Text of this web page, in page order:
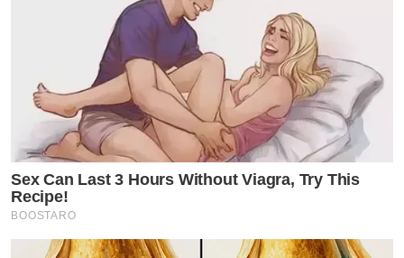
Sex Can Last 3 Hours Without Viagra, Try This
Recipe!
BOOSTARO